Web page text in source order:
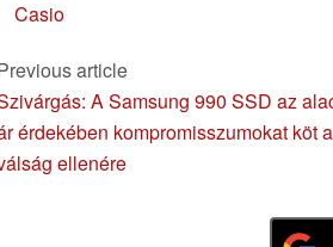
Casio
article
A Samsung 990 SSD az
érdekében kompromisszumokat köt
ellenére